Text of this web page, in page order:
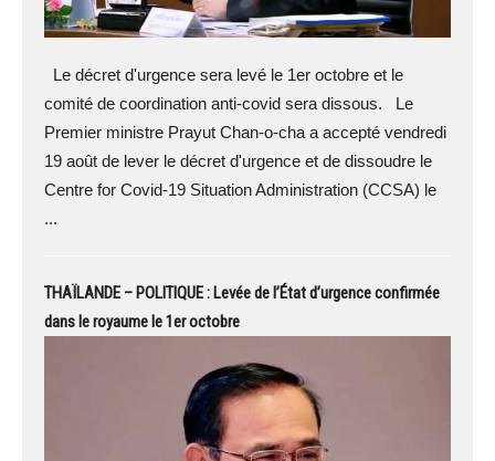
Le décret d'urgence sera levé le 1er octobre et le
comité de coordination anti-covid sera dissous. Le
Premier ministre Prayut Chan-o-cha a accepté vendredi
19 août de lever le décret d'urgence et de dissoudre le
Centre for Covid-19 Situation Administration (CCSA) le
...
THAÏLANDE – POLITIQUE : Levée de l’État d’urgence confirmée
dans le royaume le 1er octobre